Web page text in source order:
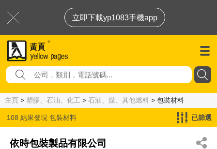
立即下載yp1083手機app
主頁 > 塑膠、石油、化工 > 石油、煤、其他燃料 > 包裝材料
108 結果發現 包裝材料 已篩選
依時包裝製品有限公司